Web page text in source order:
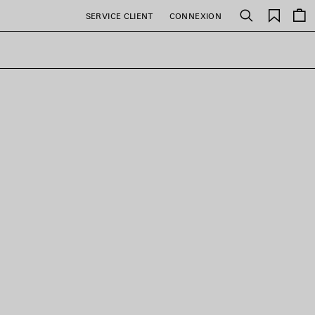
SERVICE CLIENT CONNEXION Rechercher